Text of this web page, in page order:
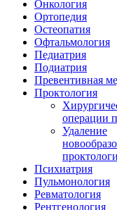
Онкология
Ортопедия
Остеопатия
Офтальмология
Педиатрия
Подиатрия
Превентивная
Проктология
операции
Удаление
Психиатрия
Пульмонология
Ревматология
Рентгенология